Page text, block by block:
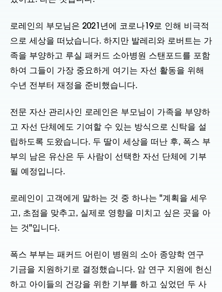
로레인의 부모님은 2021년에 코로나19로 인해 비극적
으로 세상을 떠났습니다. 하지만 발레리와 로버트는 가
족을 부양하고 루실 패커드 소아병원 스탠포드를 포함
하여 그들이 가장 중요하게 여기는 자선 활동을 위해
수년 전부터 재정을 준비했습니다.
전문 자산 관리사인 로레인은 부모님이 가족을 부양하
고 자선 단체에도 기여할 수 있는 방식으로 신탁을 설
립하도록 도왔습니다. 두 딸이 세상을 떠난 후, 폭스 부
부의 남은 유산은 두 사람이 선택한 자선 단체에 기부
될 예정입니다.
로레인이 고객에게 말하는 것 중 하나는 "계획을 세우
고, 초점을 맞추고, 실제로 영향을 미치고 싶은 곳을 아
는 것"입니다.
폭스 부부는 패커드 어린이 병원의 소아 종양학 연구
기금을 지원하기로 결정했습니다. 암 연구 지원에 헌신
하고 아이들의 건강을 위한 기부를 하고 싶었던 두 사